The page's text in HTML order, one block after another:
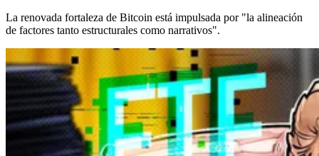
La renovada fortaleza de Bitcoin está impulsada por "la alineación
de factores tanto estructurales como narrativos".